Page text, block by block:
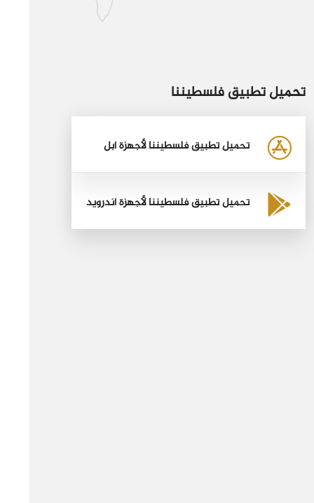
تحميل تطبيق فلسطيننا
تحميل تطبيق فلسطيننا لأجهزة أبل
تحميل تطبيق فلسطيننا لأجهزة أندرويد